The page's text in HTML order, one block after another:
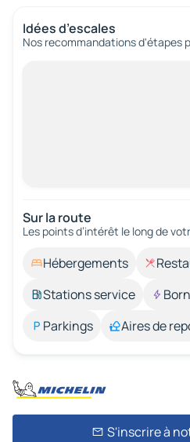
Idées d’escales
Nos recommandations d'étapes
Sur la route
Les points d’intérêt le long de
Hébergements
Stations service
Parkings
Aires de
S'inscrire à